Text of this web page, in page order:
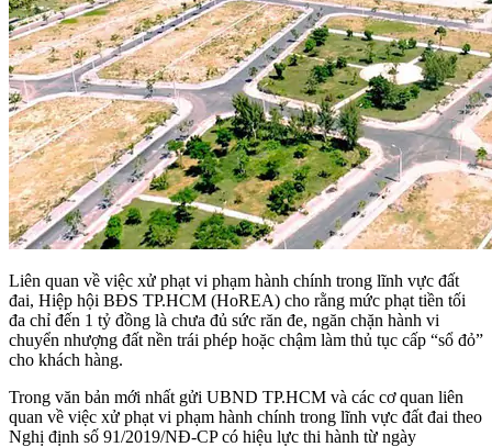
Liên quan về việc xử phạt vi phạm hành chính trong lĩnh vực đất
đai, Hiệp hội BĐS TP.HCM (HoREA) cho rằng mức phạt tiền tối
đa chỉ đến 1 tỷ đồng là chưa đủ sức răn đe, ngăn chặn hành vi
chuyển nhượng đất nền trái phép hoặc chậm làm thủ tục cấp “sổ đỏ”
cho khách hàng.
Trong văn bản mới nhất gửi UBND TP.HCM và các cơ quan liên
quan về việc xử phạt vi phạm hành chính trong lĩnh vực đất đai theo
Nghị định số 91/2019/NĐ-CP có hiệu lực thi hành từ ngày